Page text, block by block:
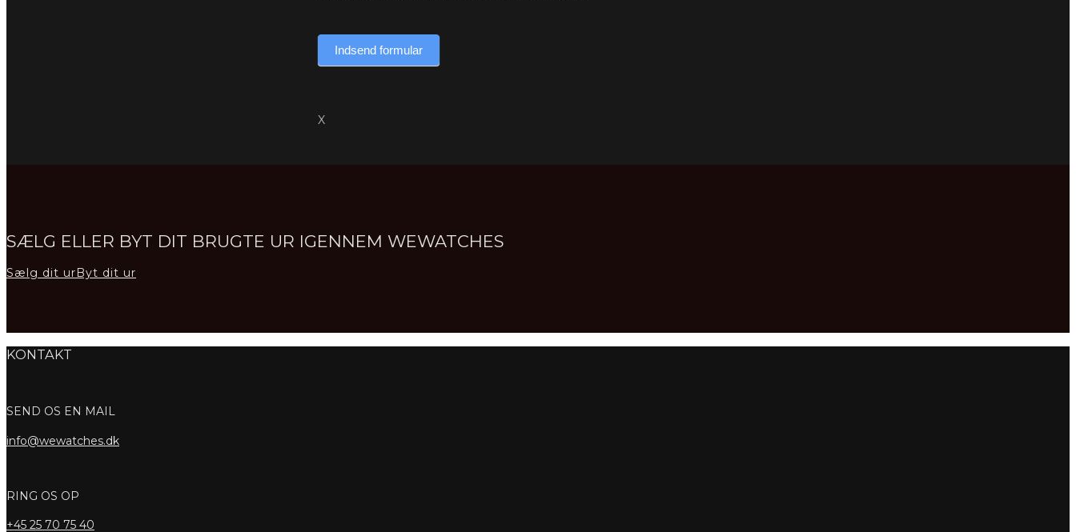
Indsend formular
X
SÆLG ELLER BYT DIT BRUGTE UR IGENNEM WEWATCHES
Sælg dit urByt dit ur
KONTAKT
SEND OS EN MAIL
info@wewatches.dk
RING OS OP
+45 25 70 75 40